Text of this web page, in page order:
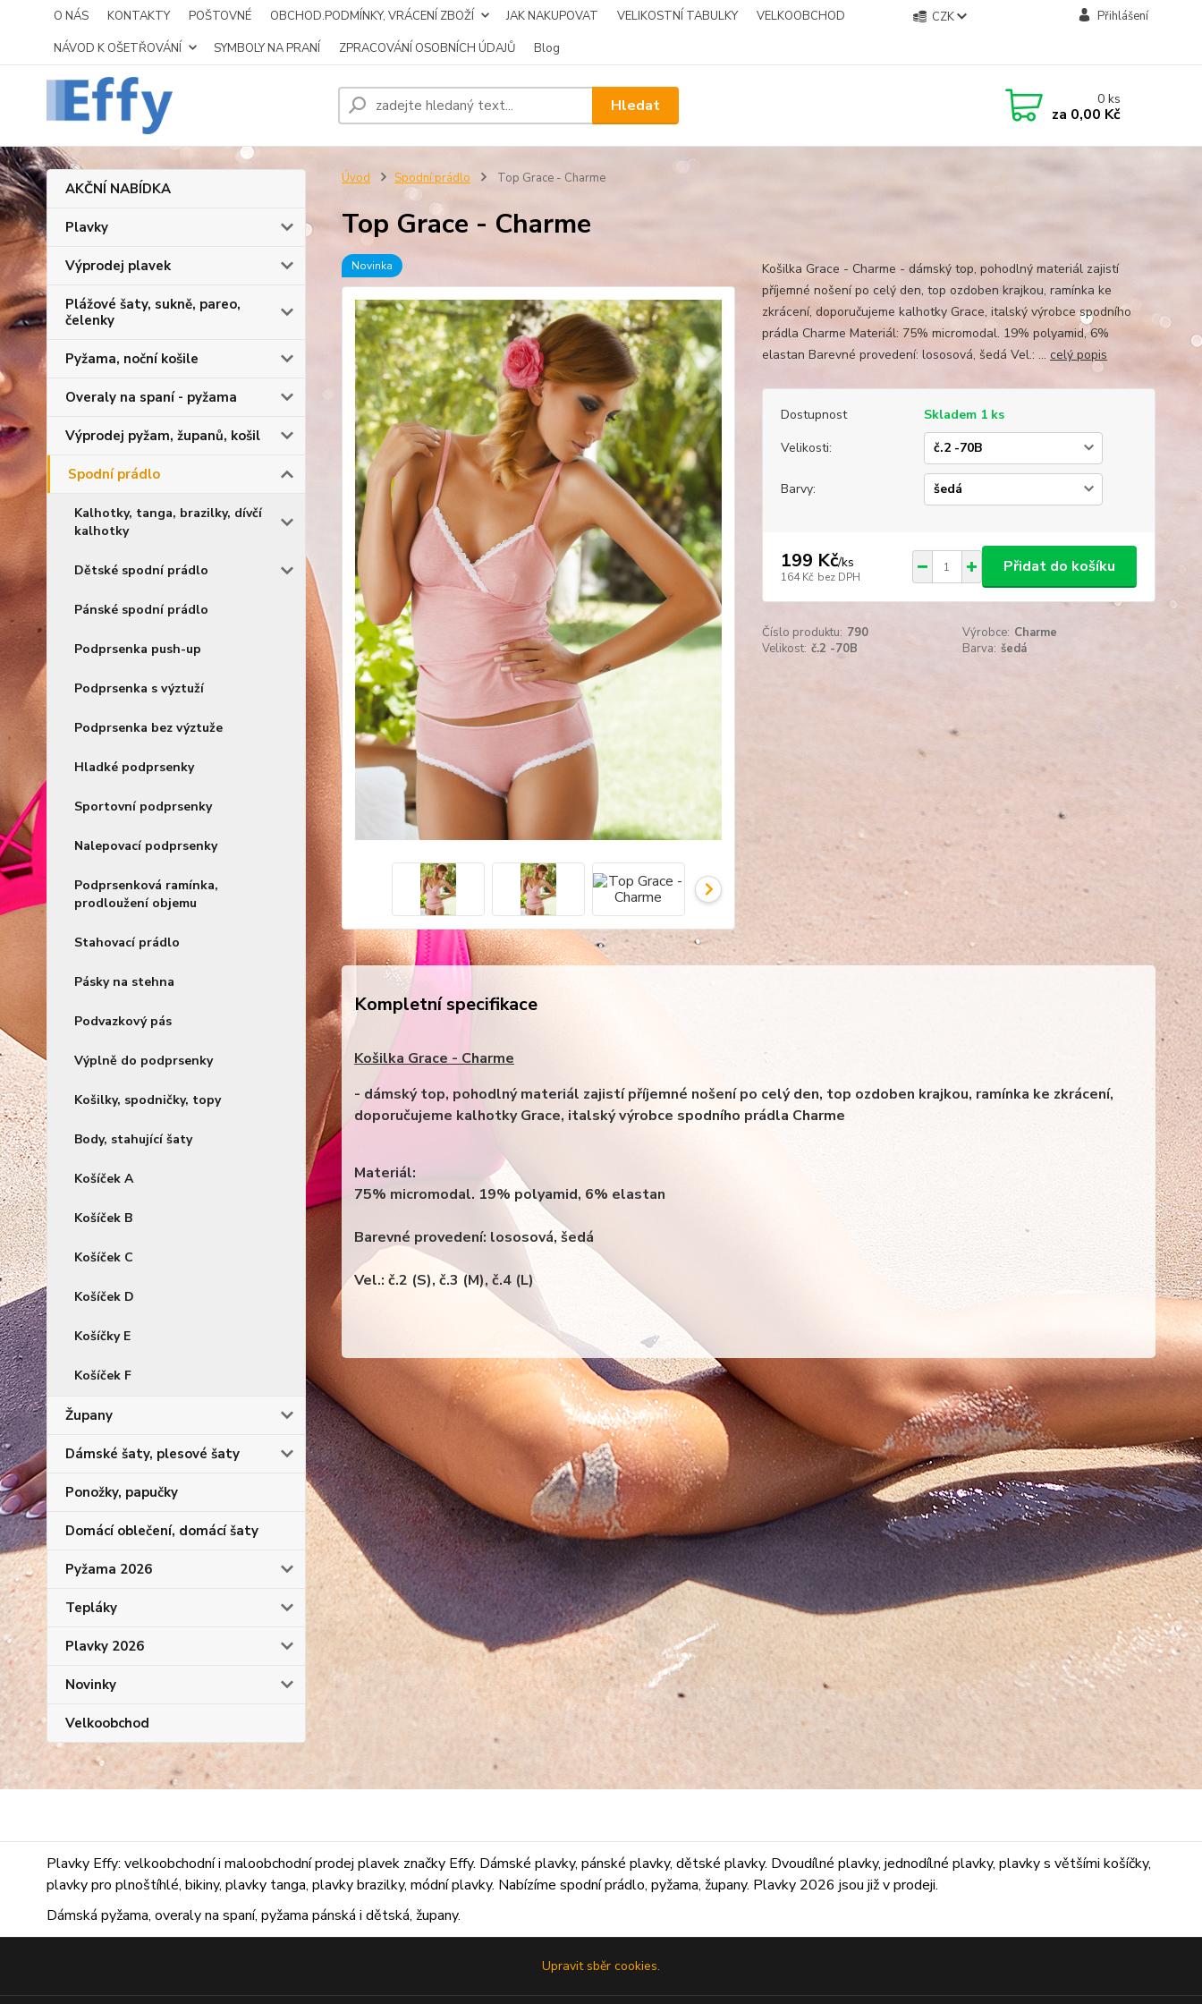
O NÁS KONTAKTY POŠTOVNÉ OBCHOD.PODMÍNKY, VRÁCENÍ ZBOŽÍ JAK NAKUPOVAT VELIKOSTNÍ TABULKY
VELKOOBCHOD
NÁVOD K OŠETŘOVÁNÍ
SYMBOLY NA PRANÍ ZPRACOVÁNÍ OSOBNÍCH ÚDAJŮ Blog
CZK Přihlášení
Hledat 0ks
za 0,00 Kč
AKČNÍ NABÍDKA
Plavky
Výprodej plavek
Plážové šaty, sukně, pareo,
čelenky
Pyžama, noční košile
Overaly na spaní - pyžama
Výprodej pyžam, županů, košil
Spodní prádlo
Kalhotky, tanga, brazilky, dívčí
kalhotky
Dětské spodní prádlo
Pánské spodní prádlo
Podprsenka push-up
Podprsenka s výztuží
Podprsenka bez výztuže
Hladké podprsenky
Sportovní podprsenky
Nalepovací podprsenky
Podprsenková ramínka,
prodloužení objemu
Stahovací prádlo
Pásky na stehna
Podvazkový pás
Výplně do podprsenky
Košilky, spodničky, topy
Body, stahující šaty
Košíček A
Košíček B
Košíček C
Košíček D
Košíčky E
Košíček F
Župany
Dámské šaty, plesové šaty
Ponožky, papučky
Domácí oblečení, domácí šaty
Pyžama 2026
Tepláky
Plavky 2026
Novinky
Velkoobchod
Úvod Spodní prádlo Top Grace - Charme
Top Grace - Charme
Novinka
Košilka Grace - Charme - dámský top, pohodlný materiál zajistí
příjemné nošení po celý den, top ozdoben krajkou, ramínka ke
zkrácení, doporučujeme kalhotky Grace, italský výrobce spodního
prádla Charme Materiál: 75% micromodal. 19% polyamid, 6%
elastan Barevné provedení: lososová, šedá Vel.: ... celý popis
Dostupnost
Skladem 1 ks
Velikosti:
Barvy:
199 Kč/ks
164 Kč bez DPH
Přidat do košíku
Číslo produktu: 790 Výrobce: Charme
Velikost: č.2 -70B Barva: šedá
Kompletní specifikace
Košilka Grace - Charme
- dámský top, pohodlný materiál zajistí příjemné nošení po celý den, top ozdoben krajkou, ramínka ke zkrácení,
doporučujeme kalhotky Grace, italský výrobce spodního prádla Charme
Materiál:
75% micromodal. 19% polyamid, 6% elastan
Barevné provedení: lososová, šedá
Vel.: č.2 (S), č.3 (M), č.4 (L)
Plavky Effy: velkoobchodní i maloobchodní prodej plavek značky Effy. Dámské plavky, pánské plavky, dětské plavky. Dvoudílné plavky, jednodílné plavky, plavky s většími košíčky,
plavky pro plnoštíhlé, bikiny, plavky tanga, plavky brazilky, módní plavky. Nabízíme spodní prádlo, pyžama, župany. Plavky 2026 jsou již v prodeji.
Dámská pyžama, overaly na spaní, pyžama pánská i dětská, župany.
Upravit sběr cookies.